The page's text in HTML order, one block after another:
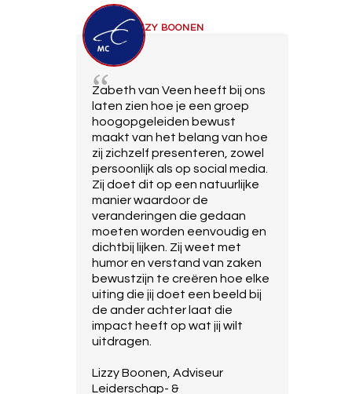
LIZZY BOONEN
Zabeth van Veen heeft bij ons
laten zien hoe je een groep
hoogopgeleiden bewust
maakt van het belang van hoe
zij zichzelf presenteren, zowel
persoonlijk als op social media.
Zij doet dit op een natuurlijke
manier waardoor de
veranderingen die gedaan
moeten worden eenvoudig en
dichtbij lijken. Zij weet met
humor en verstand van zaken
bewustzijn te creëren hoe elke
uiting die jij doet een beeld bij
de ander achter laat die
impact heeft op wat jij wilt
uitdragen.
Lizzy Boonen, Adviseur
Leiderschap- &